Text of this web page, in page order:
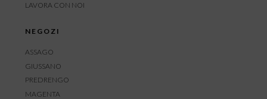
LAVORA CON NOI
NEGOZI
ASSAGO
GIUSSANO
PREDRENGO
MAGENTA